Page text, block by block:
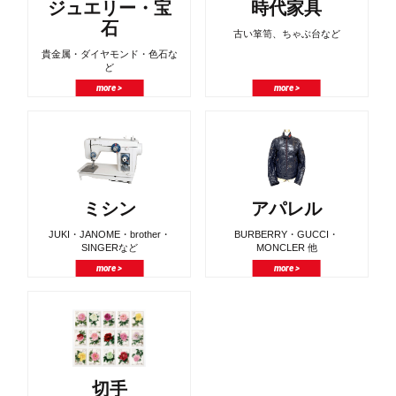
ジュエリー・宝
石
貴金属・ダイヤモンド・色石な
ど
more >
時代家具
古い箪笥、ちゃぶ台など
more >
ミシン
JUKI・JANOME・brother・
SINGERなど
more >
アパレル
BURBERRY・GUCCI・
MONCLER 他
more >
切手